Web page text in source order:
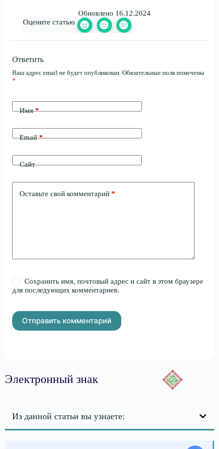
Обновлено 16.12.2024
Оцените статью
Ответить
Ваш адрес email не будет опубликован. Обязательные поля помечены
*
Имя*
Email*
Сайт
Оставьте свой комментарий *
Сохранить имя, почтовый адрес и сайт в этом браузере
для последующих комментариев.
Отправить комментарий
Электронный знак
Из данной статьи вы узнаете: